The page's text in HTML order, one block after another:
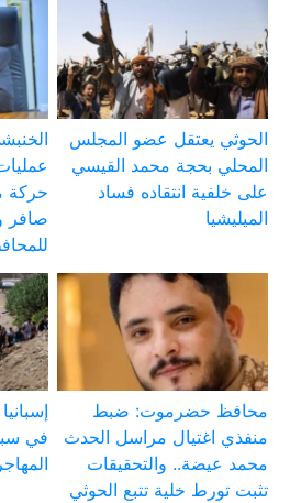
الحوثي يعتقل عضو المجلس
المحلي بحجة محمد القيسي
على خلفية انتقاده فساد
الميليشيا
حركة
صافر
محافظ حضرموت: ضبط
منفذي اغتيال مراسل الحدث
محمد عيضة.. والتحقيقات
تثبت تورط خلية تتبع الحوثي
في